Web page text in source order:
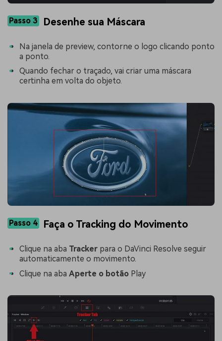
Passo 3 Desenhe sua Máscara
Na janela de preview, contorne o logo clicando ponto
a ponto.
Quando fechar o traçado, vai criar uma máscara
certinha em volta do objeto.
Passo 4 Faça o Tracking do Movimento
Clique na aba Tracker para o DaVinci Resolve seguir
automaticamente o movimento.
Clique na aba Aperte o botão Play